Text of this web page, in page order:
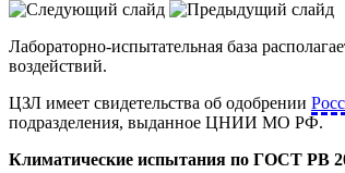
Лабораторно-испытательная база
воздействий.
ЦЗЛ имеет свидетельства об одобрении
подразделения, выданное ЦНИИ МО РФ.
Климатические испытания по ГОСТ РВ